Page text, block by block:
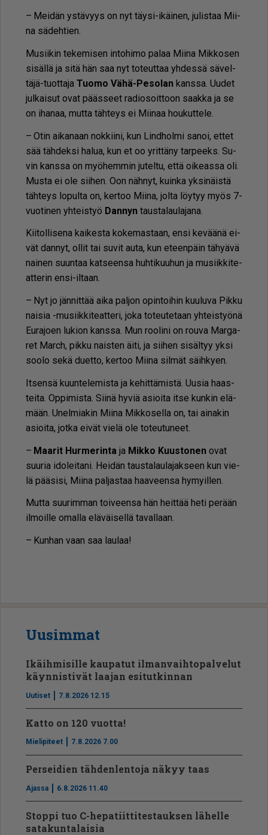
– Mei­dän ys­tä­vyys on nyt täy­si-ikäi­nen, ju­lis­taa Mii­
na sä­deh­tien.
Mu­sii­kin te­ke­mi­sen in­to­hi­mo pa­laa Mii­na Mik­ko­sen
si­säl­lä ja sitä hän saa nyt to­teut­taa yh­des­sä sä­vel­
tä­jä-tuot­ta­ja Tuo­mo Vähä-Pe­so­lankans­sa. Uu­det
jul­kai­sut ovat pääs­seet ra­di­o­soit­toon saak­ka ja se
on iha­naa, mut­ta täh­teys ei Mii­naa hou­kut­te­le.
– Otin ai­ka­naan nok­kii­ni, kun Lind­hol­mi sa­noi, et­tet
sää täh­dek­si ha­lua, kun et oo yrit­tä­ny tar­peeks. Su­
vin kans­sa on myö­hem­min ju­tel­tu, et­tä oi­ke­as­sa oli.
Mus­ta ei ole sii­hen. Oon näh­nyt, kuin­ka yk­si­näis­tä
täh­teys lo­pul­ta on, ker­too Mii­na, jol­ta löy­tyy myös 7-
vuo­ti­nen yh­teis­työ Dan­nyntaus­ta­lau­la­ja­na.
Kii­tol­li­se­na kai­kes­ta ko­ke­mas­taan, en­si ke­vää­nä ei­
vät dan­nyt, ol­lit tai su­vit au­ta, kun eteen­päin tä­hy­ä­vä
nai­nen suun­taa kat­seen­sa huh­ti­kuu­hun ja mu­siik­ki­te­
at­te­rin en­si-il­taan.
– Nyt jo jän­nit­tää ai­ka pal­jon opin­toi­hin kuu­lu­va Pik­ku
nai­sia -mu­siik­ki­te­at­te­ri, joka to­teu­te­taan yh­teis­työ­nä
Eu­ra­jo­en lu­ki­on kans­sa. Mun roo­li­ni on rou­va Mar­ga­
ret March, pik­ku nais­ten äi­ti, ja sii­hen si­säl­tyy yk­si
soo­lo sekä du­et­to, ker­too Mii­na sil­mät säih­ky­en.
It­sen­sä kuun­te­le­mis­ta ja ke­hit­tä­mis­tä. Uu­sia haas­
tei­ta. Op­pi­mis­ta. Sii­nä hy­viä asi­oi­ta it­se kun­kin elä­
mään. Unel­mi­a­kin Mii­na Mik­ko­sel­la on, tai ai­na­kin
asi­oi­ta, jot­ka ei­vät vie­lä ole to­teu­tu­neet.
– Maa­rit Hur­me­rin­ta ja Mik­ko Kuus­to­nenovat
suu­ria ido­lei­ta­ni. Hei­dän taus­ta­lau­la­jak­seen kun vie­
lä pää­si­si, Mii­na pal­jas­taa haa­veen­sa hy­myil­len.
Mut­ta suu­rim­man toi­veen­sa hän heit­tää heti pe­rään
il­moil­le omal­la elä­väi­sel­lä ta­val­laan.
– Kun­han vaan saa lau­laa!
Uusimmat
Ikäihmisille kaupatut ilmanvaihtopalvelut
käynnistivät laajan esitutkinnan
Uutiset 7.8.2026 12.15
Katto on 120 vuotta!
Mielipiteet 7.8.2026 7.00
Perseidien tähdenlentoja näkyy taas
Ajassa 6.8.2026 11.40
Stoppi tuo C-hepatiit­ti­tes­tauksen lähelle
satakuntalaisia